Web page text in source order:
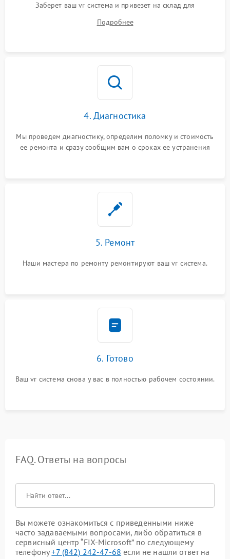
Заберет ваш vr система и привезет на склад для
Подробнее
4. Диагностика
Мы проведем диагностику, определим поломку и стоимость
ее ремонта и сразу сообщим вам о сроках ее устранения
5. Ремонт
Наши мастера по ремонту ремонтируют ваш vr система.
6. Готово
Ваш vr система снова у вас в полностью рабочем состоянии.
FAQ. Ответы на вопросы
Вы можете ознакомиться с приведенными ниже
часто задаваемыми вопросами, либо обратиться в
сервисный центр “FIX-Microsoft” по следующему
телефону+7 (842) 242-47-68 если не нашли ответ на